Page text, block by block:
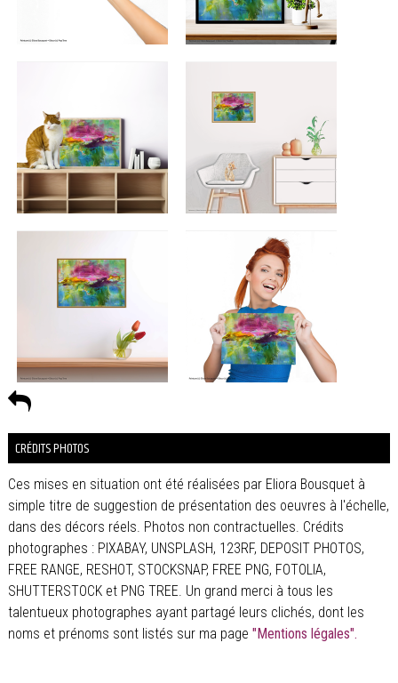
CRÉDITS PHOTOS
Ces mises en situation ont été réalisées par Eliora Bousquet à
simple titre de suggestion de présentation des oeuvres à l'échelle,
dans des décors réels. Photos non contractuelles. Crédits
photographes : PIXABAY, UNSPLASH, 123RF, DEPOSIT PHOTOS,
FREE RANGE, RESHOT, STOCKSNAP, FREE PNG, FOTOLIA,
SHUTTERSTOCK et PNG TREE. Un grand merci à tous les
talentueux photographes ayant partagé leurs clichés, dont les
noms et prénoms sont listés sur ma page "Mentions légales".